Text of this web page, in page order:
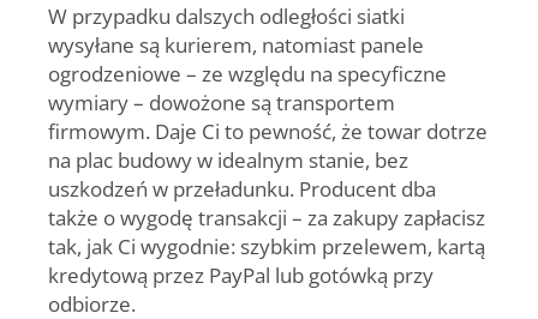
W przypadku dalszych odległości siatki
wysyłane są kurierem, natomiast panele
ogrodzeniowe – ze względu na specyficzne
wymiary – dowożone są transportem
firmowym. Daje Ci to pewność, że towar dotrze
na plac budowy w idealnym stanie, bez
uszkodzeń w przeładunku. Producent dba
także o wygodę transakcji – za zakupy zapłacisz
tak, jak Ci wygodnie: szybkim przelewem, kartą
kredytową przez PayPal lub gotówką przy
odbiorze.